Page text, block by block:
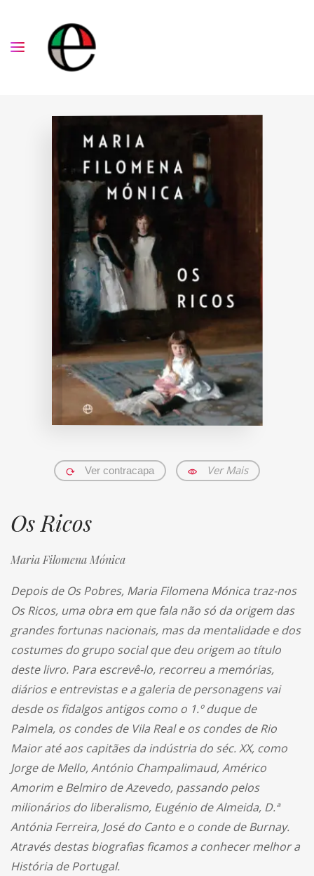
Ver contracapa Ver Mais
Os Ricos
Maria Filomena Mónica
Depois de Os Pobres, Maria Filomena Mónica traz-nos
Os Ricos, uma obra em que fala não só da origem das
grandes fortunas nacionais, mas da mentalidade e dos
costumes do grupo social que deu origem ao título
deste livro. Para escrevê-lo, recorreu a memórias,
diários e entrevistas e a galeria de personagens vai
desde os fidalgos antigos como o 1.º duque de
Palmela, os condes de Vila Real e os condes de Rio
Maior até aos capitães da indústria do séc. XX, como
Jorge de Mello, António Champalimaud, Américo
Amorim e Belmiro de Azevedo, passando pelos
milionários do liberalismo, Eugénio de Almeida, D.ª
Antónia Ferreira, José do Canto e o conde de Burnay.
Através destas biografias ficamos a conhecer melhor a
História de Portugal.